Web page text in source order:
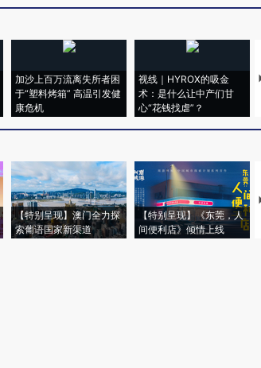
加沙上百万流离失所者困
于“塑料烤箱” 高温引发健
康危机
视线｜HYROX的吸金
术：是什么让中产们甘
心“花钱找虐”？
【特别呈现】澳门全力探
索葡语国家新渠道
【特别呈现】《东莞，人
间便利店》倾情上线